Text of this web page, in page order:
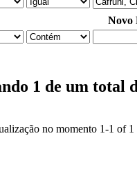
Novo
1 de um total
no momento 1-1 of 1